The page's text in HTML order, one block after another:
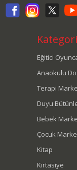
Eğitici
Anaokulu
Terapi
Duyu
Bebek
Çocuk
Kitap
Kırtasiye